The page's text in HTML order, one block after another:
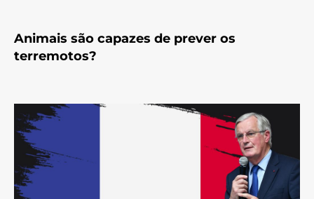
Animais são capazes de prever os
terremotos?